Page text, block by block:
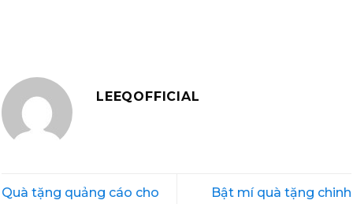
LEEQOFFICIAL
Quà tặng quảng cáo cho Bật mí quà tặng chinh